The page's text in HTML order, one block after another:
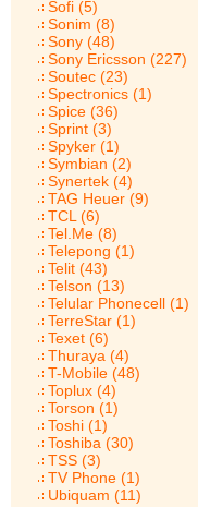
Sofi (5)
Sonim (8)
Sony (48)
Sony Ericsson (227)
Soutec (23)
Spectronics (1)
Spice (36)
Sprint (3)
Spyker (1)
Symbian (2)
Synertek (4)
TAG Heuer (9)
TCL (6)
Tel.Me (8)
Telepong (1)
Telit (43)
Telson (13)
Telular Phonecell (1)
TerreStar (1)
Texet (6)
Thuraya (4)
T-Mobile (48)
Toplux (4)
Torson (1)
Toshi (1)
Toshiba (30)
TSS (3)
TV Phone (1)
Ubiquam (11)